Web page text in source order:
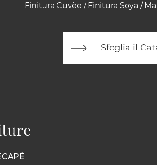
Finitura Cuvèe / Finitura Soya /
Sfoglia il